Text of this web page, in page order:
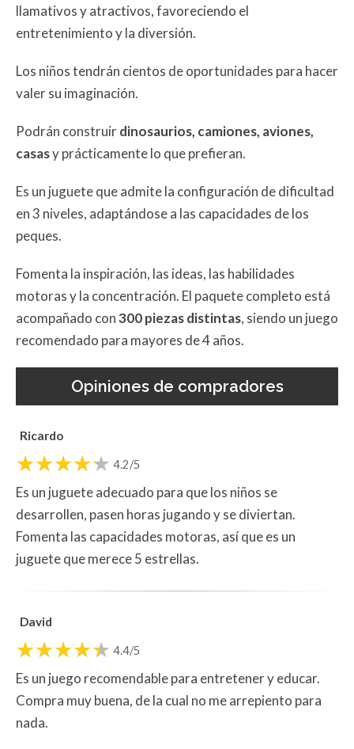
llamativos y atractivos, favoreciendo el
entretenimiento y la diversión.
Los niños tendrán cientos de oportunidades para hacer
valer su imaginación.
Podrán construirdinosaurios, camiones, aviones,
casasy prácticamente lo que prefieran.
Es un juguete que admite la configuración de dificultad
en 3 niveles, adaptándose a las capacidades de los
peques.
Fomenta la inspiración, las ideas, las habilidades
motoras y la concentración. El paquete completo está
acompañado con300 piezas distintas, siendo un juego
recomendado para mayores de 4 años.
Opiniones de compradores
Ricardo
4.2/5
Es un juguete adecuado para que los niños se
desarrollen, pasen horas jugando y se diviertan.
Fomenta las capacidades motoras, así que es un
juguete que merece 5 estrellas.
David
4.4/5
Es un juego recomendable para entretener y educar.
Compra muy buena, de la cual no me arrepiento para
nada.